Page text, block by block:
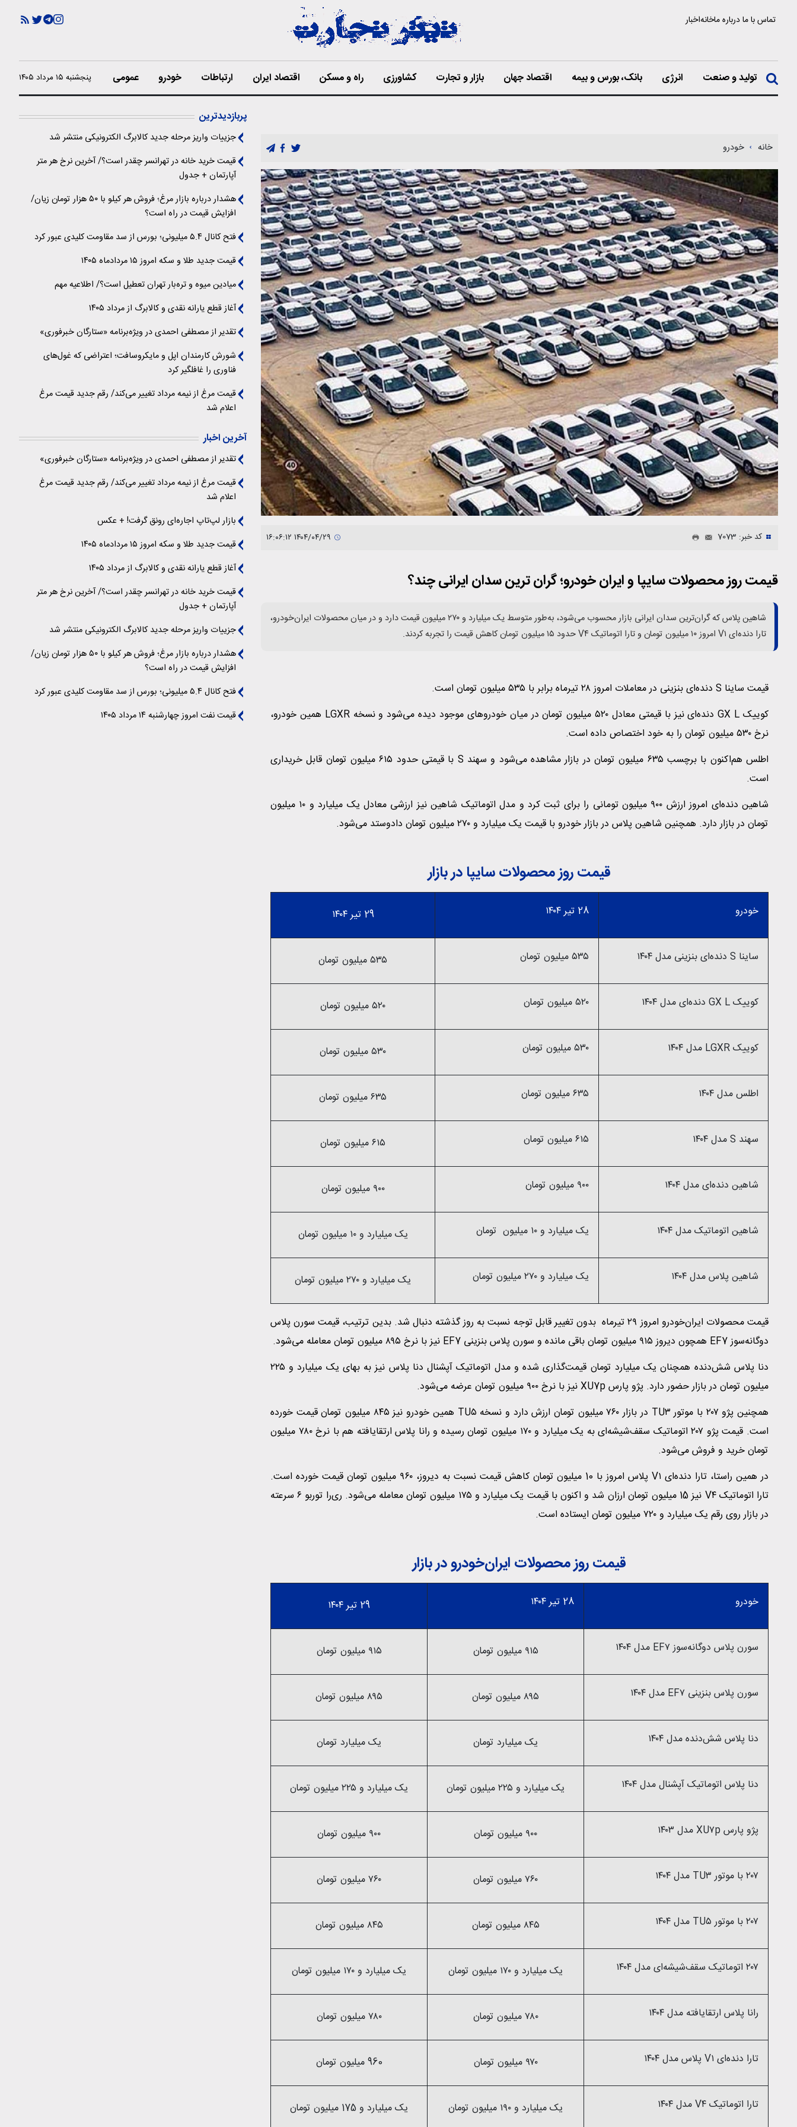
تماس با مادرباره ماخانهاخبار
تولید و صنعت انرژی بانک، بورس و بیمه اقتصاد جهان بازار و تجارت کشاورزی راه و مسکن اقتصاد ایران ارتباطات خودرو عمومی پنجشنبه ۱۵ مرداد ۱۴۰۵
خانه خودرو
کد خبر: 7073
قیمت روز محصولات سایپا و ایران خودرو؛ گران ترین سدان ایرانی چند؟
شاهین پلاس که گران‌ترین سدان ایرانی بازار محسوب می‌شود، به‌طور متوسط یک میلیارد و ۲۷۰ میلیون قیمت دارد و در میان محصولات ایران‌خودرو،
تارا دنده‌ای V۱ امروز ۱۰ میلیون تومان و تارا اتوماتیک V۴ حدود ۱۵ میلیون تومان کاهش قیمت را تجربه کردند.
قیمت ساینا S دنده‌ای بنزینی در معاملات امروز ۲۸ تیرماه برابر با ۵۳۵ میلیون تومان است.
کوییک GX L دنده‌ای نیز با قیمتی معادل ۵۲۰ میلیون تومان در میان خودروهای موجود دیده می‌شود و نسخه LGXR همین خودرو،
نرخ ۵۳۰ میلیون تومان را به خود اختصاص داده است.
اطلس هم‌اکنون با برچسب ۶۳۵ میلیون تومان در بازار مشاهده می‌شود و سهند S با قیمتی حدود ۶۱۵ میلیون تومان قابل خریداری
است.
شاهین دنده‌ای امروز ارزش ۹۰۰ میلیون تومانی را برای ثبت کرد و مدل اتوماتیک شاهین نیز ارزشی معادل یک میلیارد و ۱۰ میلیون
تومان در بازار دارد. همچنین شاهین پلاس در بازار خودرو با قیمت یک میلیارد و ۲۷۰ میلیون تومان دادوستد می‌شود.
قیمت روز محصولات سایپا در بازار
خودرو 28 تیر ۱۴۰۴ 29 تیر ۱۴۰۴
ساینا S دنده‌ای بنزینی مدل ۱۴۰۴ ۵۳۵ میلیون تومان ۵۳۵ میلیون تومان
کوییک GX L دنده‌ای مدل ۱۴۰۴ ۵۲۰ میلیون تومان ۵۲۰ میلیون تومان
کوییک LGXR مدل ۱۴۰۴ ۵۳۰ میلیون تومان ۵۳۰ میلیون تومان
اطلس مدل ۱۴۰۴ ۶۳۵ میلیون تومان ۶۳۵ میلیون تومان
سهند S مدل ۱۴۰۴ ۶۱۵ میلیون تومان ۶۱۵ میلیون تومان
شاهین دنده‌ای مدل ۱۴۰۴ ۹۰۰ میلیون تومان ۹۰۰ میلیون تومان
شاهین اتوماتیک مدل ۱۴۰۴ یک میلیارد و ۱۰ میلیون تومان یک میلیارد و ۱۰ میلیون تومان
شاهین پلاس مدل ۱۴۰۴ یک میلیارد و ۲۷۰ میلیون تومان یک میلیارد و ۲۷۰ میلیون تومان
قیمت محصولات ایران‌خودرو امروز ۲۹ تیرماه بدون تغییر قابل توجه نسبت به روز گذشته دنبال شد. بدین ترتیب، قیمت سورن پلاس
دوگانه‌سوز EF7 همچون دیروز ۹۱۵ میلیون تومان باقی مانده و سورن پلاس بنزینی EF7 نیز با نرخ ۸۹۵ میلیون تومان معامله می‌شود.
دنا پلاس شش‌دنده همچنان یک میلیارد تومان قیمت‌گذاری شده و مدل اتوماتیک آپشنال دنا پلاس نیز به بهای یک میلیارد و ۲۲۵
میلیون تومان در بازار حضور دارد. پژو پارس XU7p نیز با نرخ ۹۰۰ میلیون تومان عرضه می‌شود.
همچنین پژو ۲۰۷ با موتور TU۳ در بازار ۷۶۰ میلیون تومان ارزش دارد و نسخه TU۵ همین خودرو نیز ۸۴۵ میلیون تومان قیمت خورده
است. قیمت پژو ۲۰۷ اتوماتیک سقف‌شیشه‌ای به یک میلیارد و ۱۷۰ میلیون تومان رسیده و رانا پلاس ارتقایافته هم با نرخ ۷۸۰ میلیون
تومان خرید و فروش می‌شود.
در همین راستا، تارا دنده‌ای V۱ پلاس امروز با 10 میلیون تومان کاهش قیمت نسبت به دیروز، ۹۶۰ میلیون تومان قیمت خورده است.
تارا اتوماتیک V۴ نیز 15 میلیون تومان ارزان شد و اکنون با قیمت یک میلیارد و ۱۷۵ میلیون تومان معامله می‌شود. ری‌را توربو ۶ سرعته
در بازار روی رقم یک میلیارد و ۷۲۰ میلیون تومان ایستاده است.
قیمت روز محصولات ایران‌خودرو در بازار
خودرو 28 تیر ۱۴۰۴ 29 تیر ۱۴۰۴
سورن پلاس دوگانه‌سوز EF۷ مدل ۱۴۰۴ ۹۱۵ میلیون تومان ۹۱۵ میلیون تومان
سورن پلاس بنزینی EF۷ مدل ۱۴۰۴ ۸۹۵ میلیون تومان ۸۹۵ میلیون تومان
دنا پلاس شش‌دنده‌‌ مدل ۱۴۰۴ یک میلیارد تومان یک میلیارد تومان
دنا پلاس اتوماتیک آپشنال مدل ۱۴۰۴ یک میلیارد و ۲۲۵ میلیون تومان یک میلیارد و ۲۲۵ میلیون تومان
پژو پارس XU۷p مدل ۱۴۰۳ ۹۰۰ میلیون تومان ۹۰۰ میلیون تومان
۲۰۷ با موتور TU۳ مدل ۱۴۰۴ ۷۶۰ میلیون تومان ۷۶۰ میلیون تومان
۲۰۷ با موتور TU۵ مدل ۱۴۰۴ ۸۴۵ میلیون تومان ۸۴۵ میلیون تومان
۲۰۷ اتوماتیک سقف‌شیشه‌ای مدل ۱۴۰۴ یک میلیارد و ۱۷۰ میلیون تومان یک میلیارد و ۱۷۰ میلیون تومان
رانا پلاس ارتقایافته مدل ۱۴۰۴ ۷۸۰ میلیون تومان ۷۸۰ میلیون تومان
تارا دنده‌ای V۱ پلاس مدل ۱۴۰۴ ۹۷۰ میلیون تومان 960 میلیون تومان
تارا اتوماتیک V۴ مدل ۱۴۰۴ یک میلیارد و ۱۹۰ میلیون تومان یک میلیارد و 175 میلیون تومان
پربازدیدترین
جزییات واریز مرحله جدید کالابرگ الکترونیکی منتشر شد
قیمت خرید خانه در تهرانسر چقدر است؟/ آخرین نرخ هر متر
آپارتمان + جدول
هشدار درباره بازار مرغ؛ فروش هر کیلو با ۵۰ هزار تومان زیان/
افزایش قیمت در راه است؟
فتح کانال ۵.۴ میلیونی؛ بورس از سد مقاومت کلیدی عبور کرد
قیمت جدید طلا و سکه امروز ۱۵ مردادماه ۱۴۰۵
میادین میوه و تره‌بار تهران تعطیل است؟/ اطلاعیه مهم
آغاز قطع یارانه نقدی و کالابرگ از مرداد ۱۴۰۵
تقدیر از مصطفی احمدی در ویژه‌برنامه «ستارگان خبرفوری»
شورش کارمندان اپل و مایکروسافت؛ اعتراضی که غول‌های
فناوری را غافلگیر کرد
قیمت مرغ از نیمه مرداد تغییر می‌کند/ رقم جدید قیمت مرغ
اعلام شد
آخرین اخبار
تقدیر از مصطفی احمدی در ویژه‌برنامه «ستارگان خبرفوری»
قیمت مرغ از نیمه مرداد تغییر می‌کند/ رقم جدید قیمت مرغ
اعلام شد
بازار لپ‌تاپ اجاره‌ای رونق گرفت! + عکس
قیمت جدید طلا و سکه امروز ۱۵ مردادماه ۱۴۰۵
آغاز قطع یارانه نقدی و کالابرگ از مرداد ۱۴۰۵
قیمت خرید خانه در تهرانسر چقدر است؟/ آخرین نرخ هر متر
آپارتمان + جدول
جزییات واریز مرحله جدید کالابرگ الکترونیکی منتشر شد
هشدار درباره بازار مرغ؛ فروش هر کیلو با ۵۰ هزار تومان زیان/
افزایش قیمت در راه است؟
فتح کانال ۵.۴ میلیونی؛ بورس از سد مقاومت کلیدی عبور کرد
قیمت نفت امروز چهارشنبه ۱۴ مرداد ۱۴۰۵